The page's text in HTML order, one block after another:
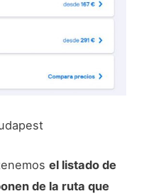
el listado de
de la ruta que